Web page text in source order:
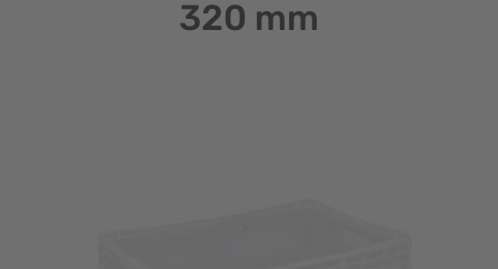
320 mm